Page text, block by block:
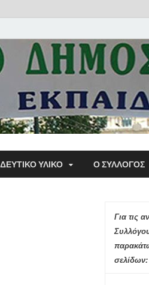
Α΄
ΥΛΙΚΌ Ο ΣΥΛΛΟΓΟΣ
Για τις
σελίδων: